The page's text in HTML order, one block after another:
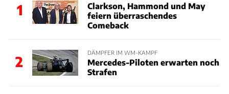
1
Clarkson, Hammond und May
feiern überraschendes
Comeback
2
DÄMPFER IM WM-KAMPF
Mercedes-Piloten erwarten noch
Strafen